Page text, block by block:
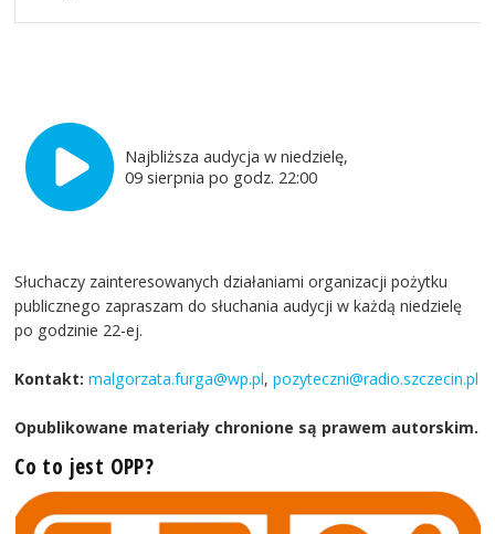
Najbliższa audycja w niedzielę,
09 sierpnia po godz. 22:00
Słuchaczy zainteresowanych działaniami organizacji pożytku
publicznego zapraszam do słuchania audycji w każdą niedzielę
po godzinie 22-ej.
Kontakt: malgorzata.furga@wp.pl,pozyteczni@radio.szczecin.pl
Opublikowane materiały chronione są prawem autorskim.
Co to jest OPP?